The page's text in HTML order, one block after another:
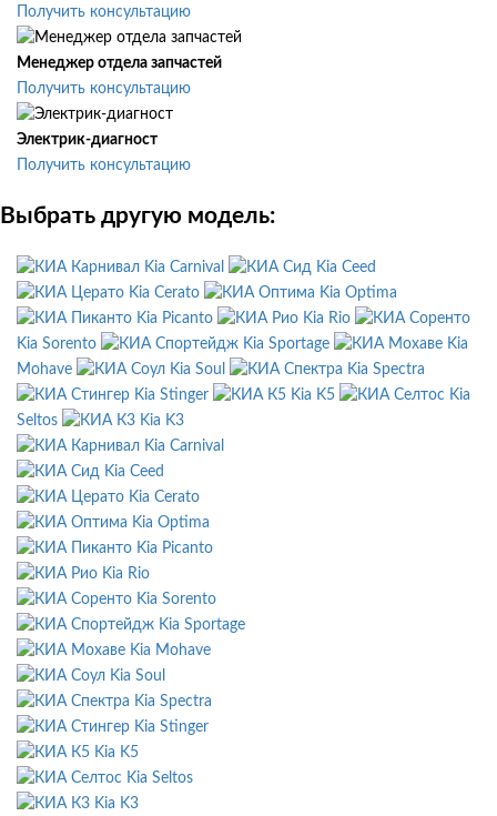
Получить консультацию
Менеджер отдела запчастей
Получить консультацию
Электрик-диагност
Получить консультацию
Выбрать другую модель:
Kia Carnival
Kia Ceed
Kia Cerato
Kia Optima
Kia Picanto
Kia Rio
Kia Sorento
Kia Sportage
Kia
Mohave
Kia Soul
Kia Spectra
Kia Stinger
Kia K5
Kia
Seltos
Kia K3
Kia Carnival
Kia Ceed
Kia Cerato
Kia Optima
Kia Picanto
Kia Rio
Kia Sorento
Kia Sportage
Kia Mohave
Kia Soul
Kia Spectra
Kia Stinger
Kia K5
Kia Seltos
Kia K3